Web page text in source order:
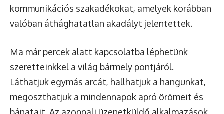
kommunikációs szakadékokat, amelyek korábban
valóban áthághatatlan akadályt jelentettek.
Ma már percek alatt kapcsolatba léphetünk
szeretteinkkel a világ bármely pontjáról.
Láthatjuk egymás arcát, hallhatjuk a hangunkat,
megoszthatjuk a mindennapok apró örömeit és